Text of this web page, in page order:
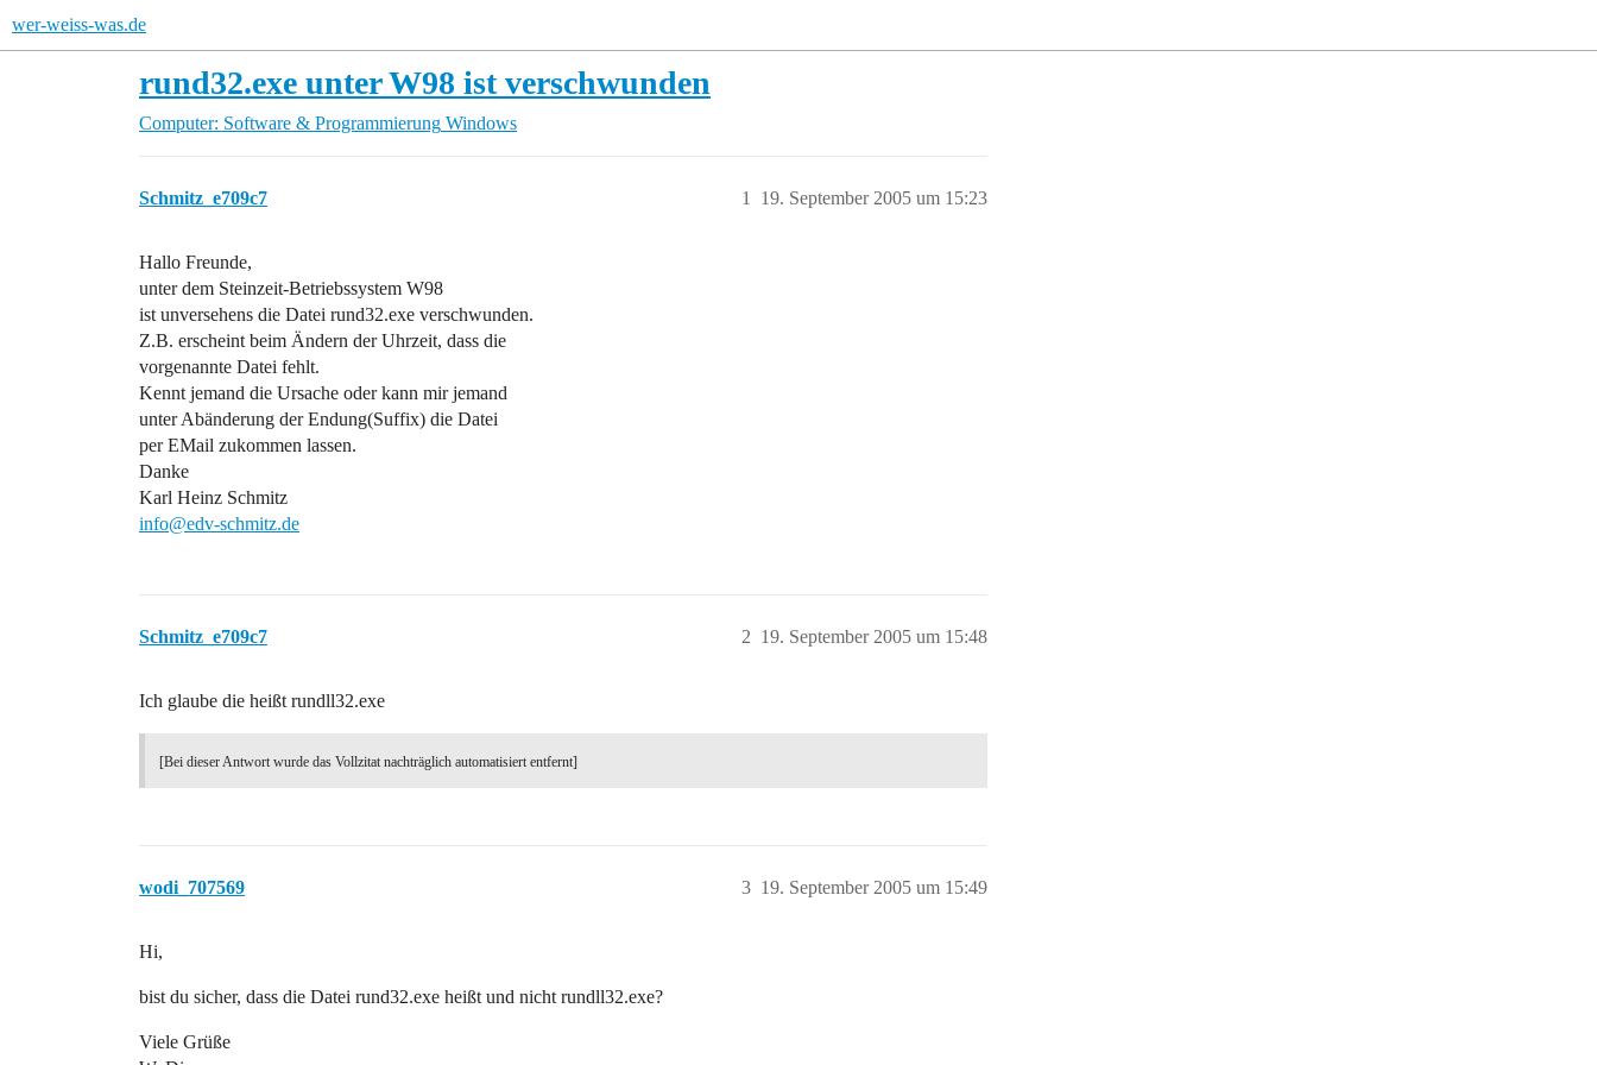
wer-weiss-was.de
rund32.exe unter W98 ist verschwunden
Computer: Software & Programmierung Windows
Schmitz_e709c7 19. September 2005 um 15:23
1
Hallo Freunde,
unter dem Steinzeit-Betriebssystem W98
ist unversehens die Datei rund32.exe verschwunden.
Z.B. erscheint beim Ändern der Uhrzeit, dass die
vorgenannte Datei fehlt.
Kennt jemand die Ursache oder kann mir jemand
unter Abänderung der Endung(Suffix) die Datei
per EMail zukommen lassen.
Danke
Karl Heinz Schmitz
info@edv-schmitz.de
Schmitz_e709c7 19. September 2005 um 15:48
2
Ich glaube die heißt rundll32.exe
[Bei dieser Antwort wurde das Vollzitat nachträglich automatisiert entfernt]
wodi_707569 19. September 2005 um 15:49
3
Hi,
bist du sicher, dass die Datei rund32.exe heißt und nicht rundll32.exe?
Viele Grüße